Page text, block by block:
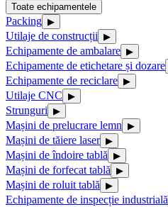
Toate echipamentele
Packing ▶
Utilaje de construcții ▶
Echipamente de ambalare ▶
Echipamente de etichetare și dozare
Echipamente de reciclare ▶
Utilaje CNC ▶
Strunguri ▶
Mașini de prelucrare lemn ▶
Mașini de tăiere laser ▶
Mașini de îndoire tablă ▶
Mașini de forfecat tablă ▶
Mașini de roluit tablă ▶
Echipamente de inspecție industrială